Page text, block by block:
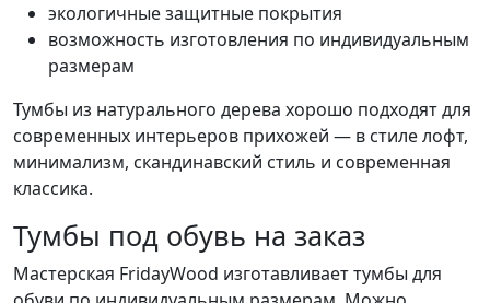
экологичные защитные покрытия
возможность изготовления по индивидуальным
размерам
Тумбы из натурального дерева хорошо подходят для
современных интерьеров прихожей — в стиле лофт,
минимализм, скандинавский стиль и современная
классика.
Тумбы под обувь на заказ
Мастерская FridayWood изготавливает тумбы для